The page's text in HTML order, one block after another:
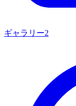
ギャラリー2